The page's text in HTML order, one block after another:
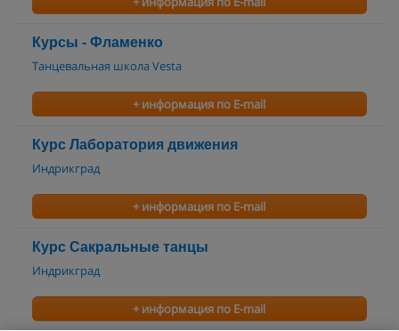
Курсы - Фламенко
Танцевальная школа Vesta
+ информация по E-mail
Курс Лаборатория движения
Индрикград
+ информация по E-mail
Курс Сакральные танцы
Индрикград
+ информация по E-mail